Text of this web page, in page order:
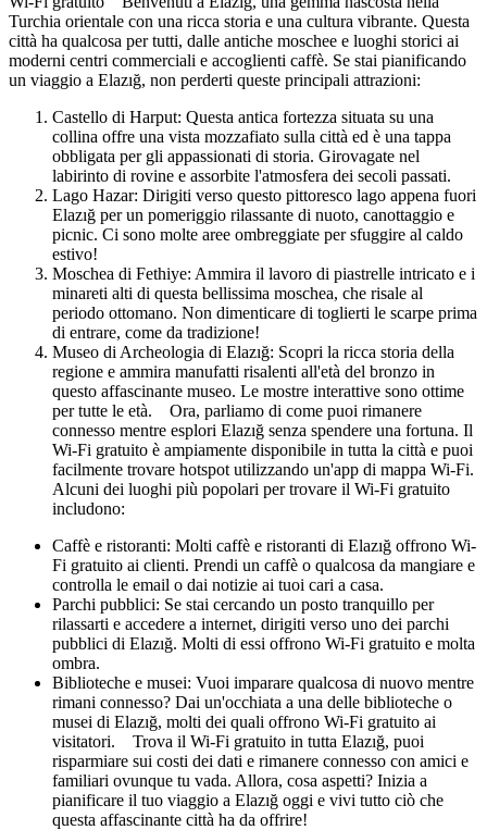
Turchia orientale con una ricca storia e una cultura vibrante. Questa
città ha qualcosa per tutti, dalle antiche moschee e luoghi storici ai
moderni centri commerciali e accoglienti caffè. Se stai pianificando
un viaggio a Elazığ, non perderti queste principali attrazioni:
Castello di Harput: Questa antica fortezza situata su una
collina offre una vista mozzafiato sulla città ed è una tappa
obbligata per gli appassionati di storia. Girovagate nel
labirinto di rovine e assorbite l'atmosfera dei secoli passati.
Lago Hazar: Dirigiti verso questo pittoresco lago appena fuori
Elazığ per un pomeriggio rilassante di nuoto, canottaggio e
picnic. Ci sono molte aree ombreggiate per sfuggire al caldo
estivo!
Moschea di Fethiye: Ammira il lavoro di piastrelle intricato e i
minareti alti di questa bellissima moschea, che risale al
periodo ottomano. Non dimenticare di toglierti le scarpe prima
di entrare, come da tradizione!
Museo di Archeologia di Elazığ: Scopri la ricca storia della
regione e ammira manufatti risalenti all'età del bronzo in
questo affascinante museo. Le mostre interattive sono ottime
per tutte le età. Ora, parliamo di come puoi rimanere
connesso mentre esplori Elazığ senza spendere una fortuna. Il
Wi-Fi gratuito è ampiamente disponibile in tutta la città e puoi
facilmente trovare hotspot utilizzando un'app di mappa Wi-Fi.
Alcuni dei luoghi più popolari per trovare il Wi-Fi gratuito
includono:
Caffè e ristoranti: Molti caffè e ristoranti di Elazığ offrono Wi-
Fi gratuito ai clienti. Prendi un caffè o qualcosa da mangiare e
controlla le email o dai notizie ai tuoi cari a casa.
Parchi pubblici: Se stai cercando un posto tranquillo per
rilassarti e accedere a internet, dirigiti verso uno dei parchi
pubblici di Elazığ. Molti di essi offrono Wi-Fi gratuito e molta
ombra.
Biblioteche e musei: Vuoi imparare qualcosa di nuovo mentre
rimani connesso? Dai un'occhiata a una delle biblioteche o
musei di Elazığ, molti dei quali offrono Wi-Fi gratuito ai
visitatori. Trova il Wi-Fi gratuito in tutta Elazığ, puoi
risparmiare sui costi dei dati e rimanere connesso con amici e
familiari ovunque tu vada. Allora, cosa aspetti? Inizia a
pianificare il tuo viaggio a Elazığ oggi e vivi tutto ciò che
questa affascinante città ha da offrire!